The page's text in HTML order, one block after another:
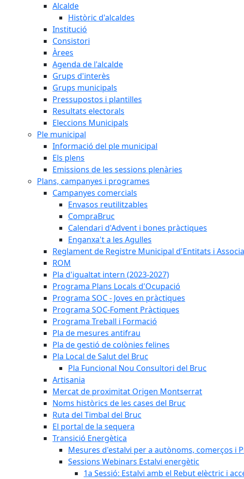
Alcalde
Històric d'alcaldes
Institució
Consistori
Àrees
Agenda de l'alcalde
Grups d'interès
Grups municipals
Pressupostos i plantilles
Resultats electorals
Eleccions Municipals
Ple municipal
Informació del ple municipal
Els plens
Emissions de les sessions plenàries
Plans, campanyes i programes
Campanyes comercials
Envasos reutilitzables
CompraBruc
Calendari d'Advent i bones pràctiques
Enganxa't a les Agulles
Reglament de Registre Municipal d'Entitats i
ROM
Pla d'igualtat intern (2023-2027)
Programa Plans Locals d'Ocupació
Programa SOC - Joves en pràctiques
Programa SOC-Foment Pràctiques
Programa Treball i Formació
Pla de mesures antifrau
Pla de gestió de colònies felines
Pla Local de Salut del Bruc
Pla Funcional Nou Consultori del Bruc
Artisania
Mercat de proximitat Origen Montserrat
Noms històrics de les cases del Bruc
Ruta del Timbal del Bruc
El portal de la sequera
Transició Energètica
Mesures d'estalvi per a autònoms, comerços i
Sessions Webinars Estalvi energètic
1a Sessió: Estalvi amb el Rebut elèctric i